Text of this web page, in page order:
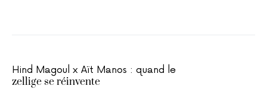
Hind Magoul x Aït Manos : quand le
zellige se réinvente